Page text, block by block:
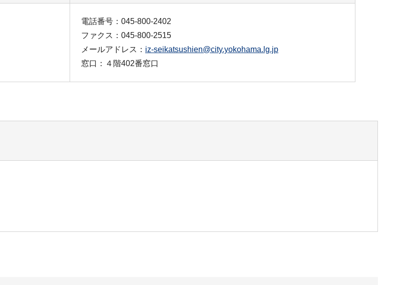
電話番号：045-800-2402
ファクス：045-800-2515
メールアドレス： iz-seikatsushien@city.yokohama.lg.jp
窓口：４階402番窓口